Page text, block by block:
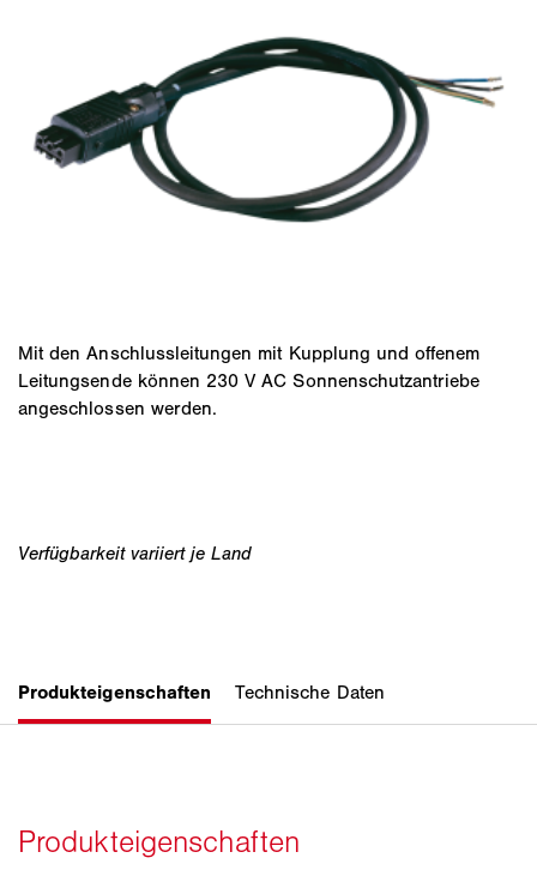
Mit den Anschlussleitungen mit Kupplung und offenem
Leitungsende können 230 V AC Sonnenschutzantriebe
angeschlossen werden.